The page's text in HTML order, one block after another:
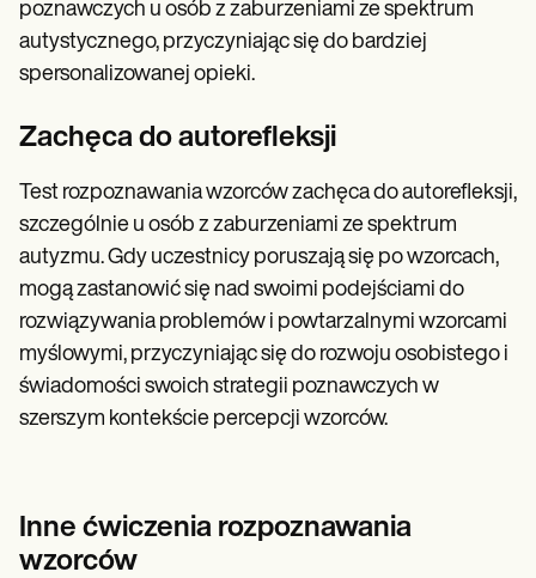
poznawczych u osób z zaburzeniami ze spektrum
autystycznego, przyczyniając się do bardziej
spersonalizowanej opieki.
Zachęca do autorefleksji
Test rozpoznawania wzorców zachęca do autorefleksji,
szczególnie u osób z zaburzeniami ze spektrum
autyzmu. Gdy uczestnicy poruszają się po wzorcach,
mogą zastanowić się nad swoimi podejściami do
rozwiązywania problemów i powtarzalnymi wzorcami
myślowymi, przyczyniając się do rozwoju osobistego i
świadomości swoich strategii poznawczych w
szerszym kontekście percepcji wzorców.
Inne ćwiczenia rozpoznawania
wzorców